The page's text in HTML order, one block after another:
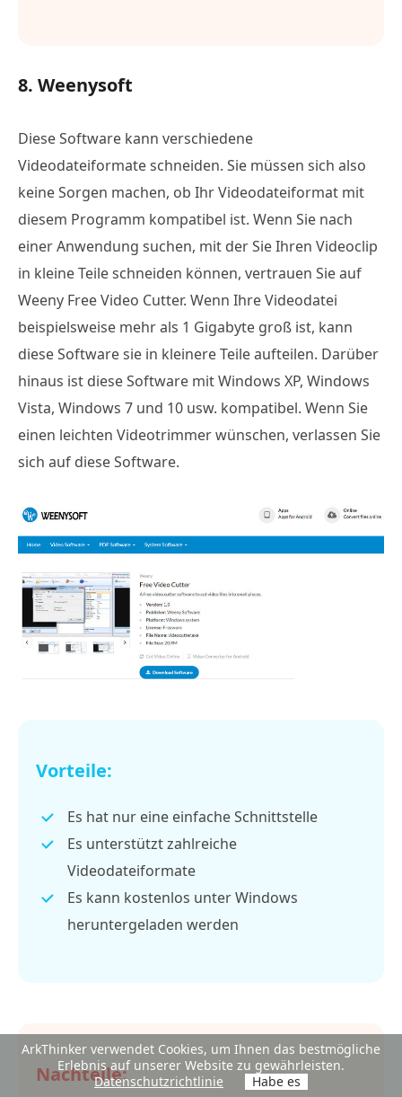
8. Weenysoft
Diese Software kann verschiedene
Videodateiformate schneiden. Sie müssen sich also
keine Sorgen machen, ob Ihr Videodateiformat mit
diesem Programm kompatibel ist. Wenn Sie nach
einer Anwendung suchen, mit der Sie Ihren Videoclip
in kleine Teile schneiden können, vertrauen Sie auf
Weeny Free Video Cutter. Wenn Ihre Videodatei
beispielsweise mehr als 1 Gigabyte groß ist, kann
diese Software sie in kleinere Teile aufteilen. Darüber
hinaus ist diese Software mit Windows XP, Windows
Vista, Windows 7 und 10 usw. kompatibel. Wenn Sie
einen leichten Videotrimmer wünschen, verlassen Sie
sich auf diese Software.
Vorteile:
Es hat nur eine einfache Schnittstelle
Es unterstützt zahlreiche
Videodateiformate
Es kann kostenlos unter Windows
heruntergeladen werden
Nachteile:
ArkThinker verwendet Cookies, um Ihnen das bestmögliche
Erlebnis auf unserer Website zu gewährleisten.
Datenschutzrichtlinie
Habe es